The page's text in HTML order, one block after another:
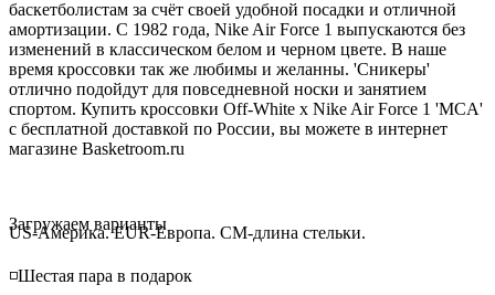
баскетболистам за счёт своей удобной посадки и отличной
амортизации. С 1982 года, Nike Air Force 1 выпускаются без
изменений в классическом белом и черном цвете. В наше
время кроссовки так же любимы и желанны. 'Сникеры'
отлично подойдут для повседневной носки и занятием
спортом. Купить кроссовки Off-White x Nike Air Force 1 'MCA'
с бесплатной доставкой по России, вы можете в интернет
магазине Basketroom.ru
Loading...
Загружаем варианты
US-Америка. EUR-Европа. CM-длина стельки.
◽️Шестая пара в подарок